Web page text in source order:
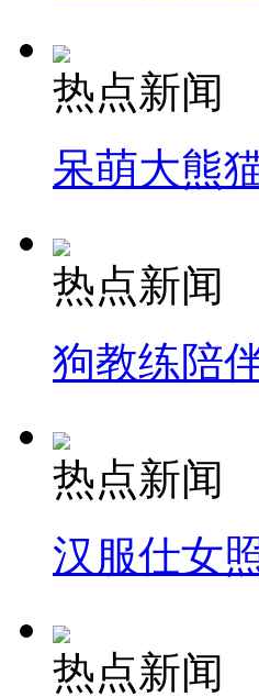
司机酒驾遇交警 急速倒车
热点新闻
呆萌大熊
热点新闻
狗教练陪
热点新闻
汉服仕女
热点新闻